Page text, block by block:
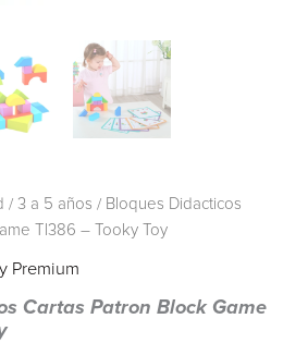
/ 3 a 5 años / Bloques Didacticos
Tl386 – Tooky Toy
Premium
Cartas Patron Block Game